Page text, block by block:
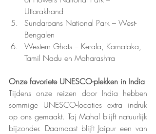
Uttarakhand
Sundarbans National Park – West-
Bengalen
Western Ghats – Kerala, Karnataka,
Tamil Nadu en Maharashtra
Onze favoriete UNESCO-plekken in India
Tijdens onze reizen door India hebben
sommige UNESCO-locaties extra indruk
op ons gemaakt. Taj Mahal blijft natuurlijk
bijzonder. Daarnaast blijft Jaipur een van